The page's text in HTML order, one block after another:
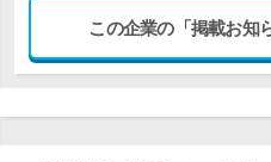
この企業の「掲載お知